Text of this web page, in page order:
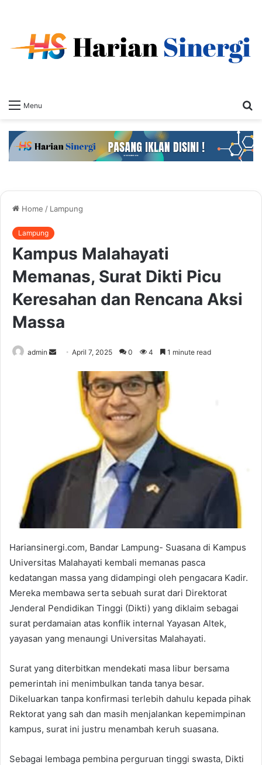
Menu
Home / Lampung
Lampung
Kampus Malahayati
Memanas, Surat Dikti Picu
Keresahan dan Rencana Aksi
Massa
admin
SendApril 7, 2025 0 4 1 minute read
Hariansinergi.com, Bandar Lampung- Suasana di Kampus
Universitas Malahayati kembali memanas pasca
kedatangan massa yang didampingi oleh pengacara Kadir.
Mereka membawa serta sebuah surat dari Direktorat
Jenderal Pendidikan Tinggi (Dikti) yang diklaim sebagai
surat perdamaian atas konflik internal Yayasan Altek,
yayasan yang menaungi Universitas Malahayati.
Surat yang diterbitkan mendekati masa libur bersama
pemerintah ini menimbulkan tanda tanya besar.
Dikeluarkan tanpa konfirmasi terlebih dahulu kepada pihak
Rektorat yang sah dan masih menjalankan kepemimpinan
kampus, surat ini justru menambah keruh suasana.
Sebagai lembaga pembina perguruan tinggi swasta, Dikti